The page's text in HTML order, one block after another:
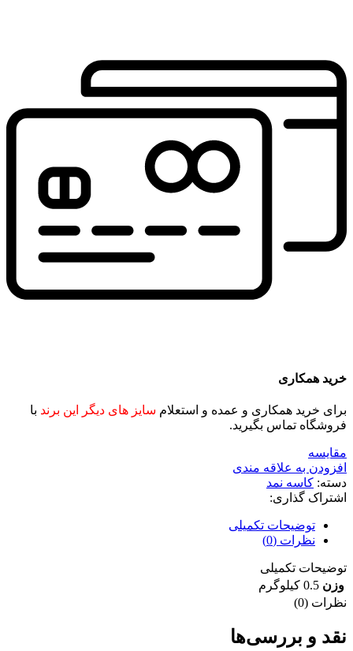
خرید همکاری
برای خرید همکاری و عمده و استعلام سایز های دیگر این برند با
فروشگاه تماس بگیرید.
مقايسه
افزودن به علاقه مندی
دسته: کاسه نمد
اشتراک گذاری:
توضیحات تکمیلی
نظرات (0)
توضیحات تکمیلی
وزن 0.5 کیلوگرم
نظرات (0)
نقد و بررسی‌ها